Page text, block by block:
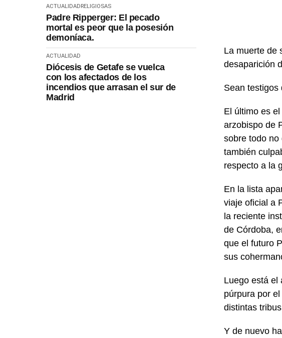
ACTUALIDADRELIGIOSAS
Padre Ripperger: El pecado
mortal es peor que la posesión
demoníaca.
ACTUALIDAD
Diócesis de Getafe se vuelca
con los afectados de los
incendios que arrasan el sur de
Madrid
La muerte de
desaparición
Sean testigos
El último es el
arzobispo de
sobre todo no
también
respecto a la
En la lista
viaje oficial a
la reciente
de Córdoba,
que el futuro
sus
Luego está el
púrpura por
distintas
Y de nuevo